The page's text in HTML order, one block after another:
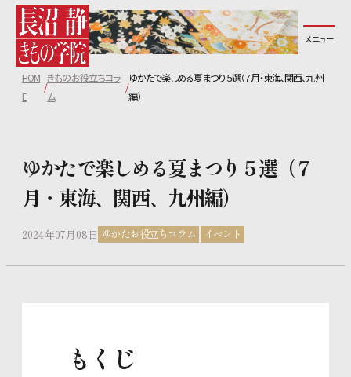
長沼静きもの学院について
コース紹介
無料体験レッスンについて
講師紹介
よくあるご質問
メニュー
HOM
E
きものお役立ちコラ
ム
ゆかたで楽しめる夏まつり５選（７月・東海、関西、九州
編）
ゆかたで楽しめる夏まつり５選（７
月・東海、関西、九州編）
2024年07月08日 ゆかたお役立ちコラム イベント
もくじ